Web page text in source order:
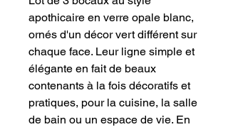
apothicaire en verre opale blanc,
ornés d'un décor vert différent sur
chaque face. Leur ligne simple et
élégante en fait de beaux
contenants à la fois décoratifs et
pratiques, pour la cuisine, la salle
de bain ou un espace de vie. En